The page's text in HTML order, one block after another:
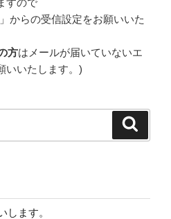
からの受信設定をお願いいた
方はメールが届いていないエ
いいたします。)
します。